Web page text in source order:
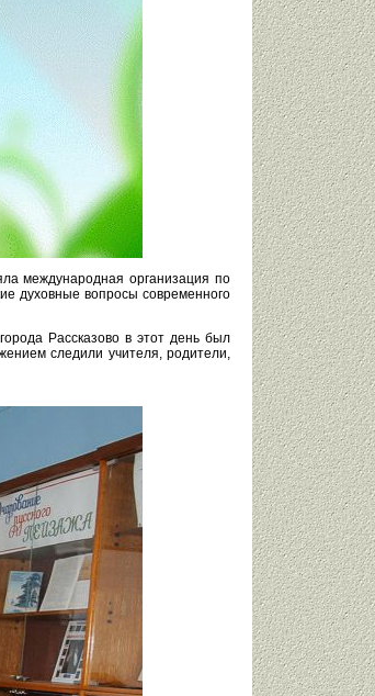
международная организация по
духовные вопросы современного
Рассказово в этот день был
следили учителя, родители,